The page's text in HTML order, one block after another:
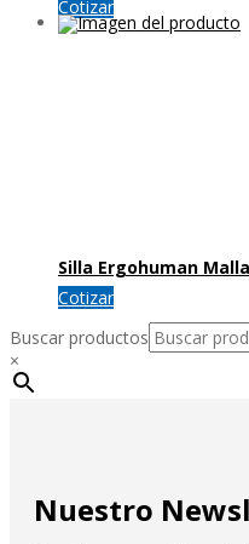
Cotizar
Silla Ergohuman Malla
Cotizar
Buscar productos
×
Nuestro